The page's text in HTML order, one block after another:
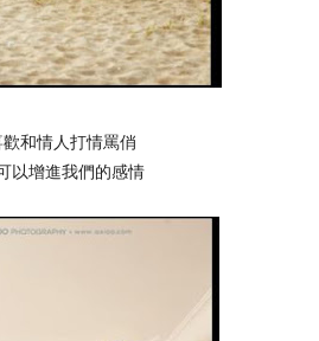
和情人打情罵俏
以增進我們的感情